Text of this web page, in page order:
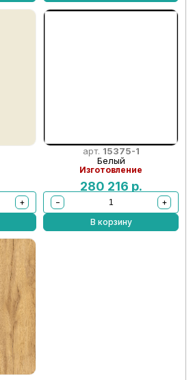
+
арт. 15375-1
Белый
Изготовление
280 216 р.
−
+
В корзину